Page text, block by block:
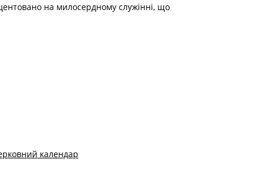
на милосердному служінні, що
календар